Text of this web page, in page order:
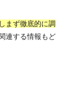
まず徹底的に調
連する情報もど